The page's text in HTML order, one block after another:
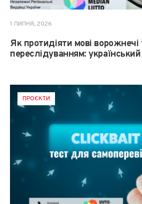
1 ЛИПНЯ, 2026
Як протидіяти мові ворожнечі
переслідуванням:
ПРОЄКТИ